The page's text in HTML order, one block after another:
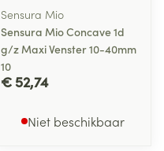
Sensura Mio
Sensura Mio Concave 1d
g/z Maxi Venster 10-40mm
10
€ 52,74
Niet beschikbaar